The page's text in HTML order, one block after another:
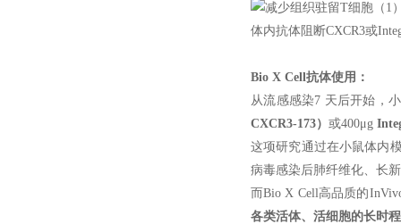
体内抗体阻断CXCR3或
Bio X Cell抗体使用：
从流感感染7 天后开始，
CXCR3-173） 或400μg
这项研究通过在小鼠体内
病毒感染后肺纤维化、长
而Bio X Cell高品质的
各类活体、活细胞的长时